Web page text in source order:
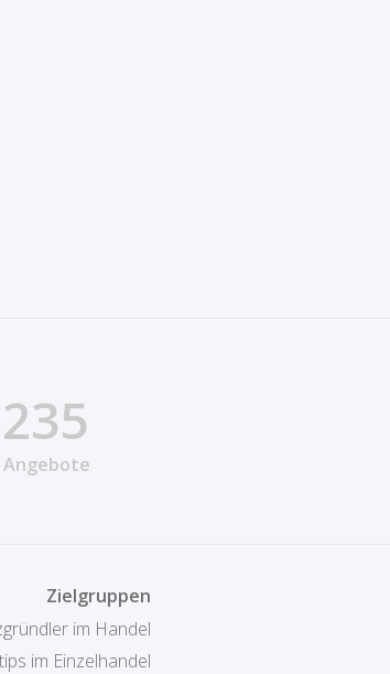
Zielgruppen
im Handel
im Einzelhandel